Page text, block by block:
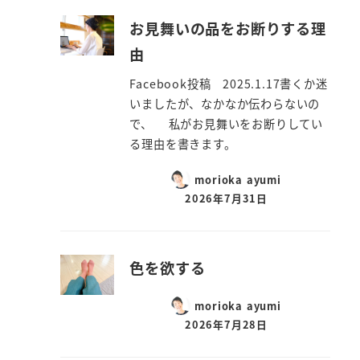
お見舞いの品をお断りする理
由
Facebook投稿 2025.1.17書くか迷
いましたが、なかなか伝わらないの
で、 私がお見舞いをお断りしてい
る理由を書きます。
morioka ayumi
2026年7月31日
色を欲する
morioka ayumi
2026年7月28日